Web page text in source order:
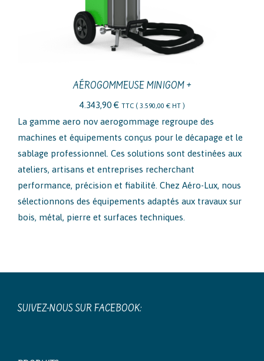
AÉROGOMMEUSE MINIGOM +
4.343,90 € TTC ( 3.590,00 €HT )
La gamme aero nov aerogommage regroupe des
machines et équipements conçus pour le décapage et le
sablage professionnel. Ces solutions sont destinées aux
ateliers, artisans et entreprises recherchant
performance, précision et fiabilité. Chez Aéro-Lux, nous
sélectionnons des équipements adaptés aux travaux sur
bois, métal, pierre et surfaces techniques.
SUIVEZ-NOUS SUR FACEBOOK: